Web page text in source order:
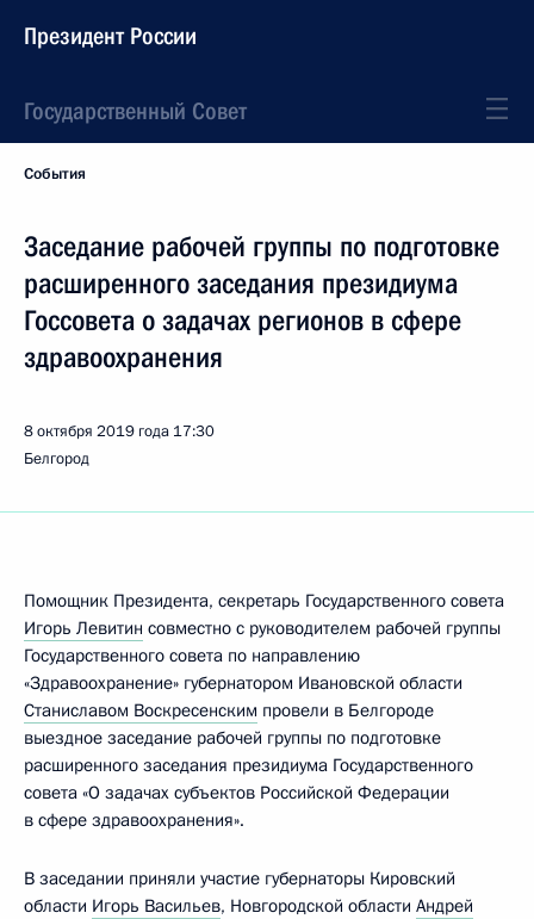
Президент России
Государственный Совет
События
Заседание рабочей группы по подготовке
расширенного заседания президиума
Госсовета о задачах регионов в сфере
здравоохранения
8 октября 2019 года 17:30
Белгород
Помощник Президента, секретарь Государственного совета
Игорь Левитин совместно с руководителем рабочей группы
Государственного совета по направлению
«Здравоохранение» губернатором Ивановской области
Станиславом Воскресенским провели в Белгороде
выездное заседание рабочей группы по подготовке
расширенного заседания президиума Государственного
совета «О задачах субъектов Российской Федерации
в сфере здравоохранения».
В заседании приняли участие губернаторы Кировский
области Игорь Васильев, Новгородской области Андрей